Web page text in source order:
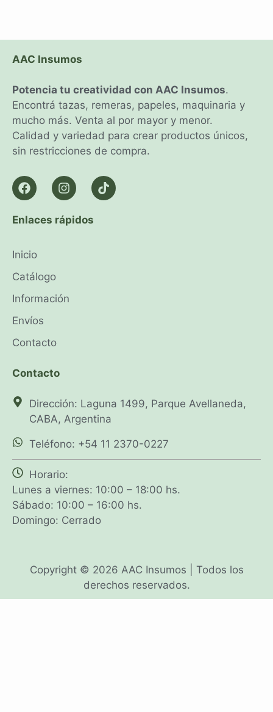
AAC Insumos
Potencia tu creatividad con AAC Insumos.
Encontrá tazas, remeras, papeles, maquinaria y
mucho más. Venta al por mayor y menor.
Calidad y variedad para crear productos únicos,
sin restricciones de compra.
Enlaces rápidos
Inicio
Catálogo
Información
Envíos
Contacto
Contacto
Dirección: Laguna 1499, Parque Avellaneda,
CABA, Argentina
Teléfono: +54 11 2370-0227
Horario:
Lunes a viernes: 10:00 – 18:00 hs.
Sábado: 10:00 – 16:00 hs.
Domingo: Cerrado
Copyright © 2026 AAC Insumos | Todos los
derechos reservados.